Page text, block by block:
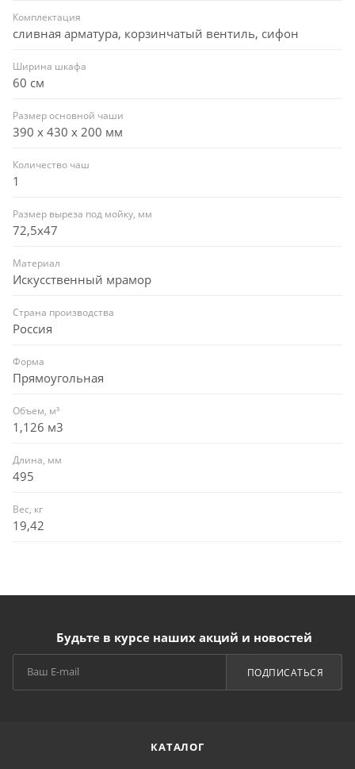
Комплектация
сливная арматура, корзинчатый вентиль, сифон
Ширина шкафа
60 см
Размер основной чаши
390 х 430 х 200 мм
Количество чаш
1
Размер выреза под мойку, мм
72,5x47
Материал
Искусственный мрамор
Страна производства
Россия
Форма
Прямоугольная
Объем, м³
1,126 м3
Длина, мм
495
Вес, кг
19,42
Будьте в курсе наших акций и новостей
ПОДПИСАТЬСЯ
КАТАЛОГ